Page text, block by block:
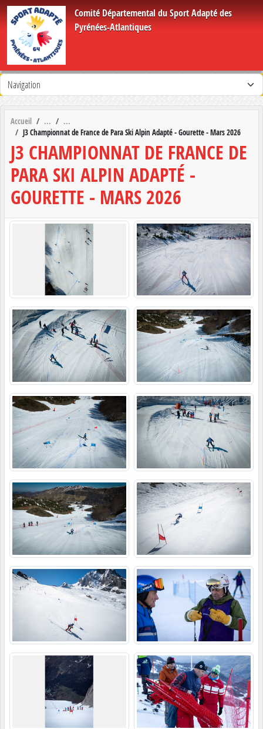
Comité Départemental du Sport Adapté des
Pyrénées-Atlantiques
Accueil
J3 Championnat de France de Para Ski Alpin Adapté - Gourette - Mars 2026
J3 CHAMPIONNAT DE FRANCE DE
PARA SKI ALPIN ADAPTÉ -
GOURETTE - MARS 2026
Panneau de gestion des cookies